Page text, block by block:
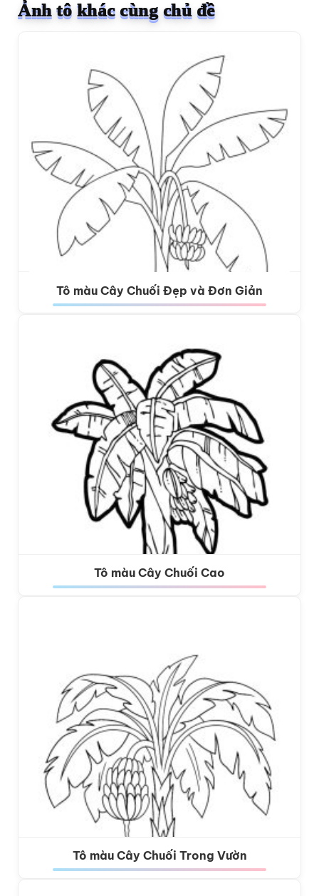
Ảnh tô khác cùng chủ đề
Tô màu Cây Chuối Đẹp và Đơn Giản
Tô màu Cây Chuối Cao
Tô màu Cây Chuối Trong Vườn